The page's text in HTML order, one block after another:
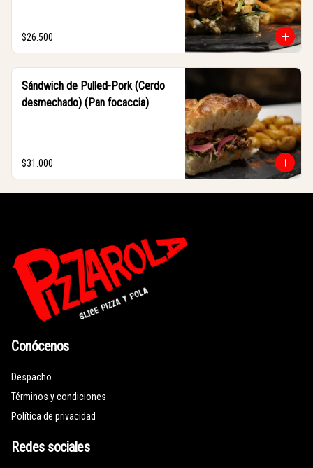
$26.500
Sándwich de Pulled-Pork (Cerdo
desmechado) (Pan focaccia)
$31.000
Conócenos
Despacho
Términos y condiciones
Política de privacidad
Redes sociales